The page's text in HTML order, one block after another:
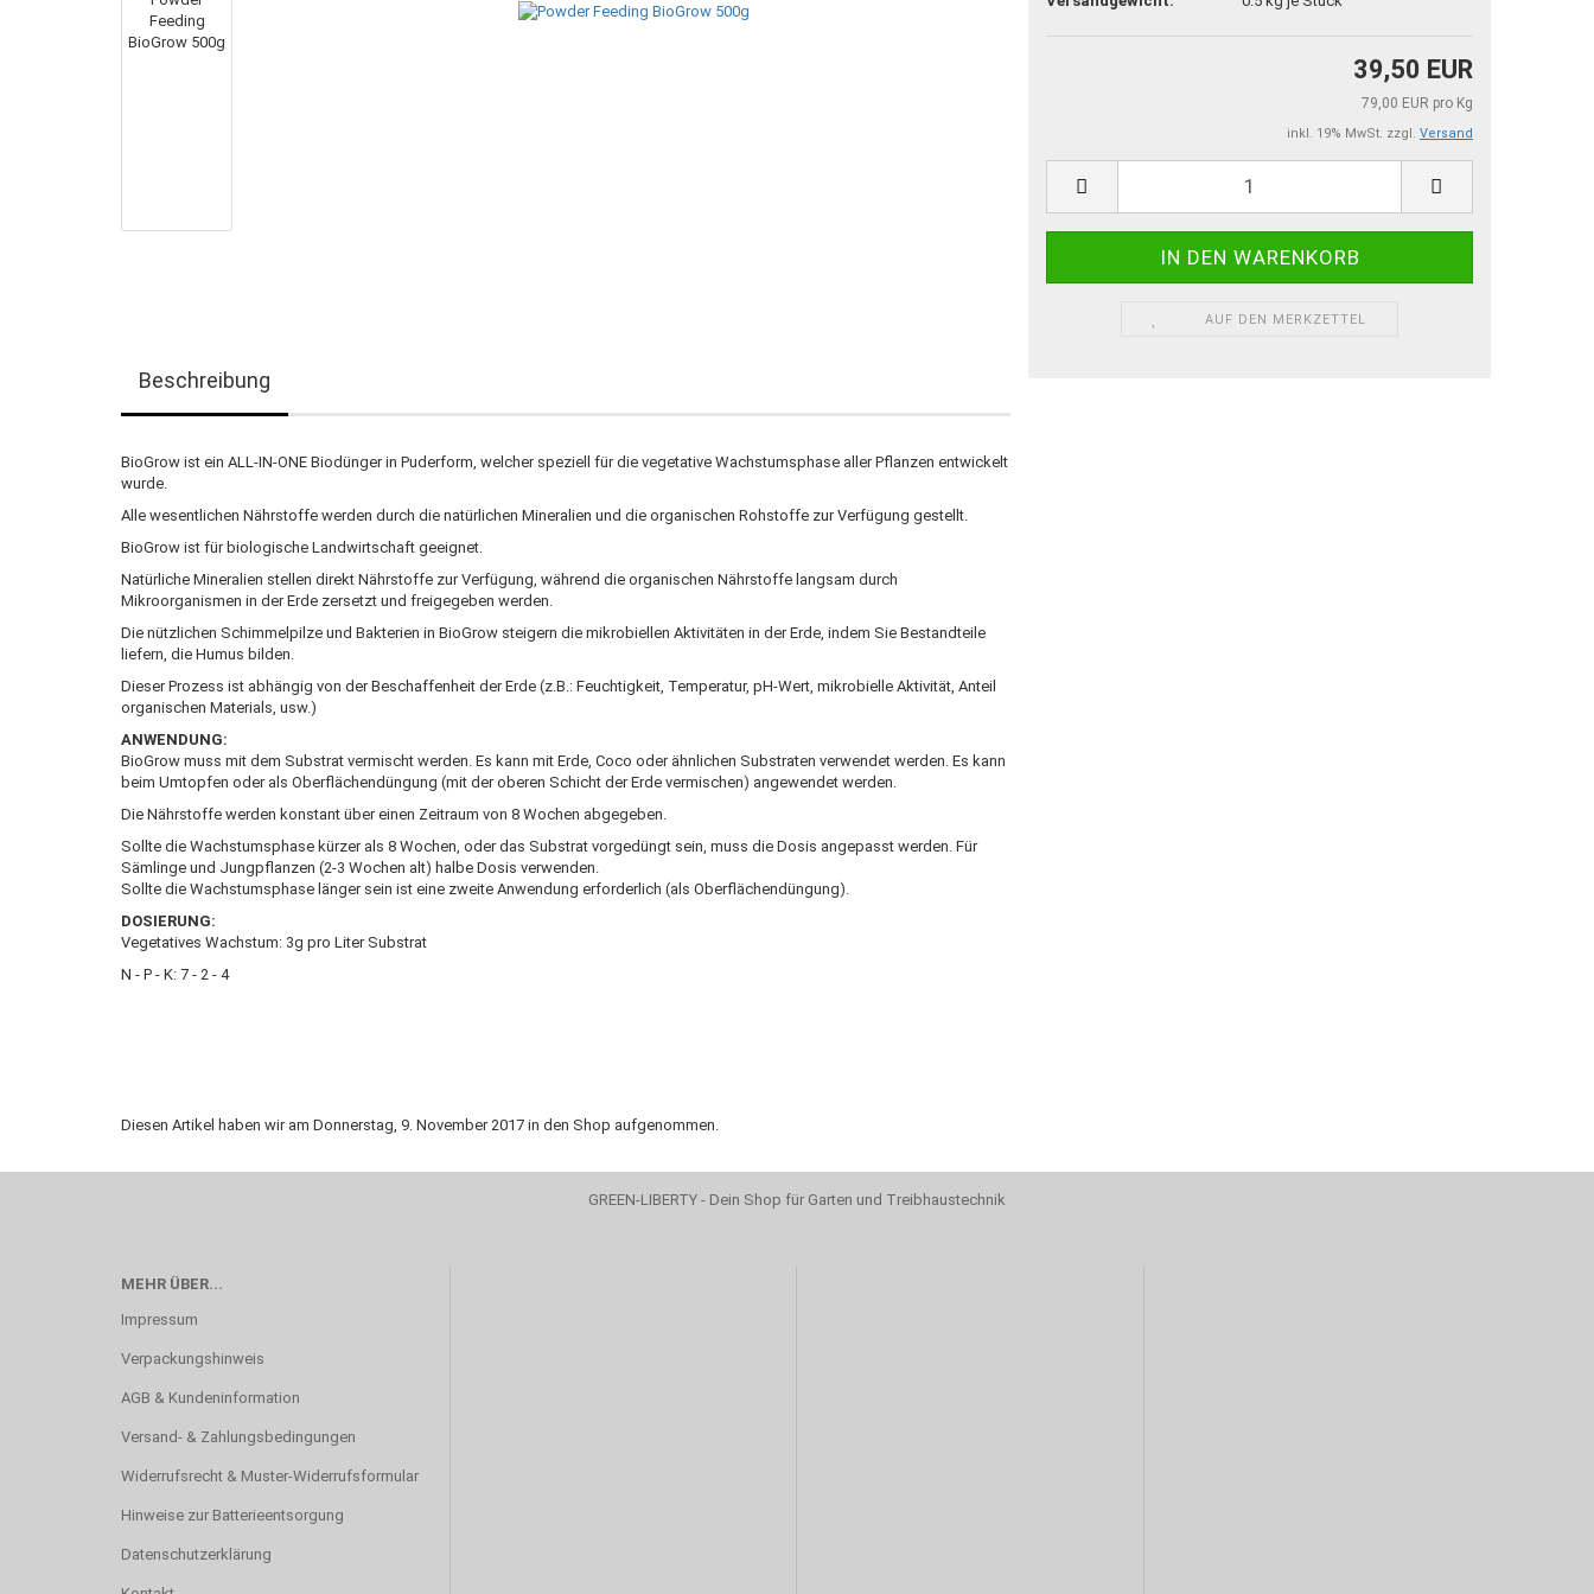
39,50 EUR
79,00 EUR pro Kg
inkl. 19% MwSt. zzgl. Versand
AUF DEN MERKZETTEL
Beschreibung
BioGrow ist ein ALL-IN-ONE Biodünger in Puderform, welcher speziell für die vegetative Wachstumsphase aller Pflanzen entwickelt
wurde.
Alle wesentlichen Nährstoffe werden durch die natürlichen Mineralien und die organischen Rohstoffe zur Verfügung gestellt.
BioGrow ist für biologische Landwirtschaft geeignet.
Natürliche Mineralien stellen direkt Nährstoffe zur Verfügung, während die organischen Nährstoffe langsam durch
Mikroorganismen in der Erde zersetzt und freigegeben werden.
Die nützlichen Schimmelpilze und Bakterien in BioGrow steigern die mikrobiellen Aktivitäten in der Erde, indem Sie Bestandteile
liefern, die Humus bilden.
Dieser Prozess ist abhängig von der Beschaffenheit der Erde (z.B.: Feuchtigkeit, Temperatur, pH-Wert, mikrobielle Aktivität, Anteil
organischen Materials, usw.)
ANWENDUNG:
BioGrow muss mit dem Substrat vermischt werden. Es kann mit Erde, Coco oder ähnlichen Substraten verwendet werden. Es kann
beim Umtopfen oder als Oberflächendüngung (mit der oberen Schicht der Erde vermischen) angewendet werden.
Die Nährstoffe werden konstant über einen Zeitraum von 8 Wochen abgegeben.
Sollte die Wachstumsphase kürzer als 8 Wochen, oder das Substrat vorgedüngt sein, muss die Dosis angepasst werden. Für
Sämlinge und Jungpflanzen (2-3 Wochen alt) halbe Dosis verwenden.
Sollte die Wachstumsphase länger sein ist eine zweite Anwendung erforderlich (als Oberflächendüngung).
DOSIERUNG:
Vegetatives Wachstum: 3g pro Liter Substrat
N - P - K: 7 - 2 - 4
Diesen Artikel haben wir am Donnerstag, 9. November 2017 in den Shop aufgenommen.
GREEN-LIBERTY - Dein Shop für Garten und Treibhaustechnik
MEHR ÜBER...
Impressum
Verpackungshinweis
AGB & Kundeninformation
Versand- & Zahlungsbedingungen
Widerrufsrecht & Muster-Widerrufsformular
Hinweise zur Batterieentsorgung
Datenschutzerklärung